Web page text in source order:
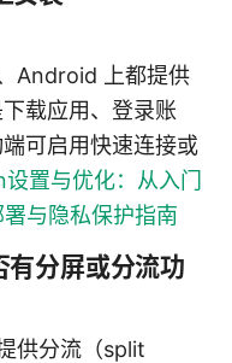
Android 上都提供
载应用、登录账
可启用快速连接或
置与优化：从入门
与隐私保护指南
分屏或分流功
供分流（split